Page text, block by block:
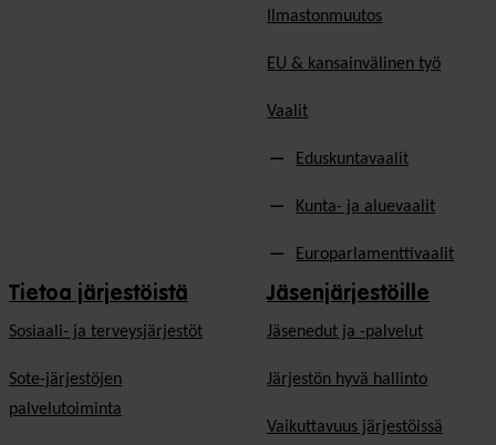
Ilmastonmuutos
EU & kansainvälinen työ
Vaalit
Eduskuntavaalit
Kunta- ja aluevaalit
Europarlamenttivaalit
Tietoa järjestöistä
Sosiaali- ja terveysjärjestöt
Sote-järjestöjen
palvelutoiminta
Jäsenjärjestöille
Jäsen­edut ja -palvelut
Järjestön hyvä hallinto
Vaikuttavuus järjestöissä